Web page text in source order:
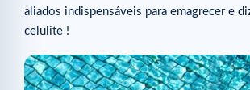
aliados indispensáveis para emagrecer e
celulite !